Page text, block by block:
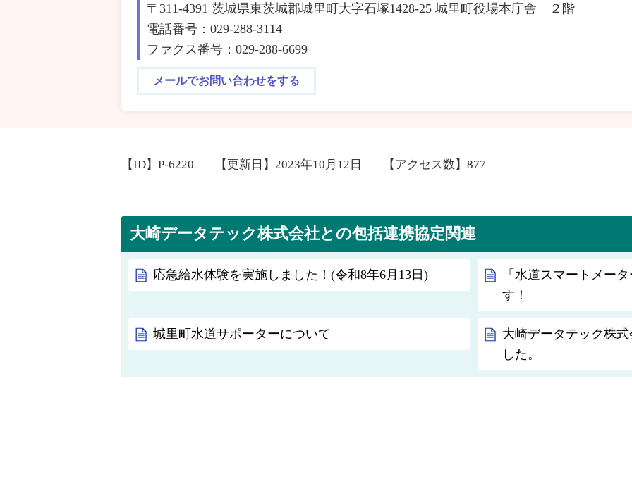
〒311-4391 茨城県東茨城郡城里町大字石塚1428‐25 城里町役場本庁舎 ２階
電話番号：029-288-3114
ファクス番号：029-288-6699
メールでお問い合わせをする
【ID】 P-6220 【更新日】 2023年10月12日 【アクセス数】 877
大崎データテック株式会社との包括連携協定関連
応急給水体験を実施しました！(令和8年6月13日)
「水道スマートメー
す！
城里町水道サポーターについて
大崎データテック株
した。